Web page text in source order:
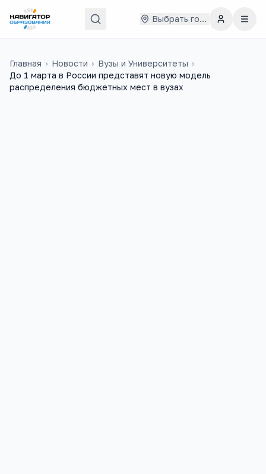
Выбрать город
Главная › Новости › Вузы и Университеты ›
До 1 марта в России представят новую модель
распределения бюджетных мест в вузах